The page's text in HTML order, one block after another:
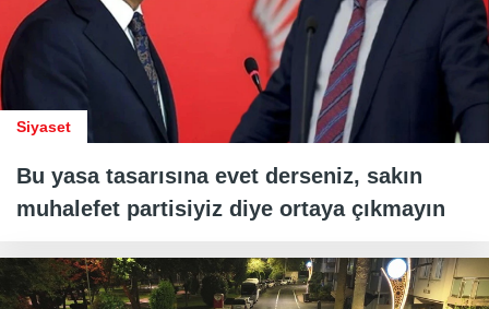
Siyaset
Bu yasa tasarısına evet derseniz, sakın
muhalefet partisiyiz diye ortaya çıkmayın